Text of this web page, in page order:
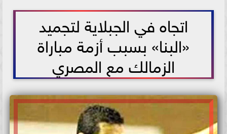
اتجاه في الجبلاية لتجميد
«البنا» بسبب أزمة مباراة
الزمالك مع المصري